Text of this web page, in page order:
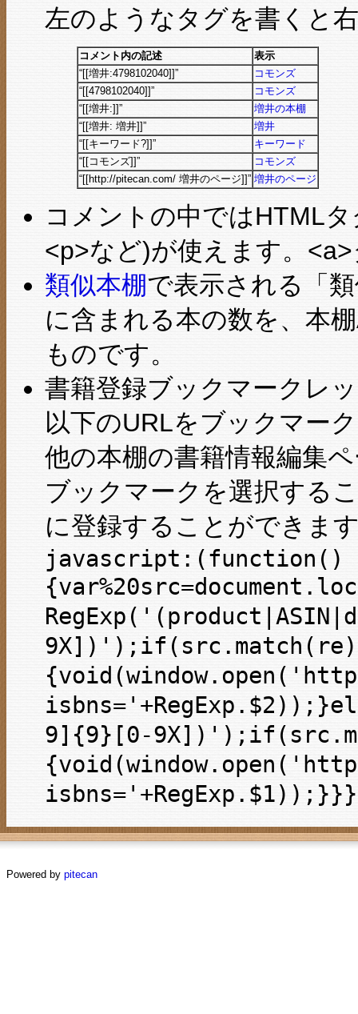
左のようなタグを書くと
コメント内の記述
表示
“[[増井:4798102040]]”
コモンズ
“[[4798102040]]”
コモンズ
“[[増井:]]”
増井の本棚
“[[増井: 増井]]”
増井
“[[キーワード?]]”
キーワード
“[[コモンズ]]”
コモンズ
“[[http://pitecan.com/ 増井のページ]]” 増井のページ
コメントの中ではHTML
<p>など)が使えます。
類似本棚で表示される「
に含まれる本の数を、本
ものです。
書籍登録ブックマークレ
以下のURLをブックマー
他の本棚の書籍情報編集
ブックマークを選択する
に登録することができま
javascript:(function()
9]{9}[0-
Powered by pitecan